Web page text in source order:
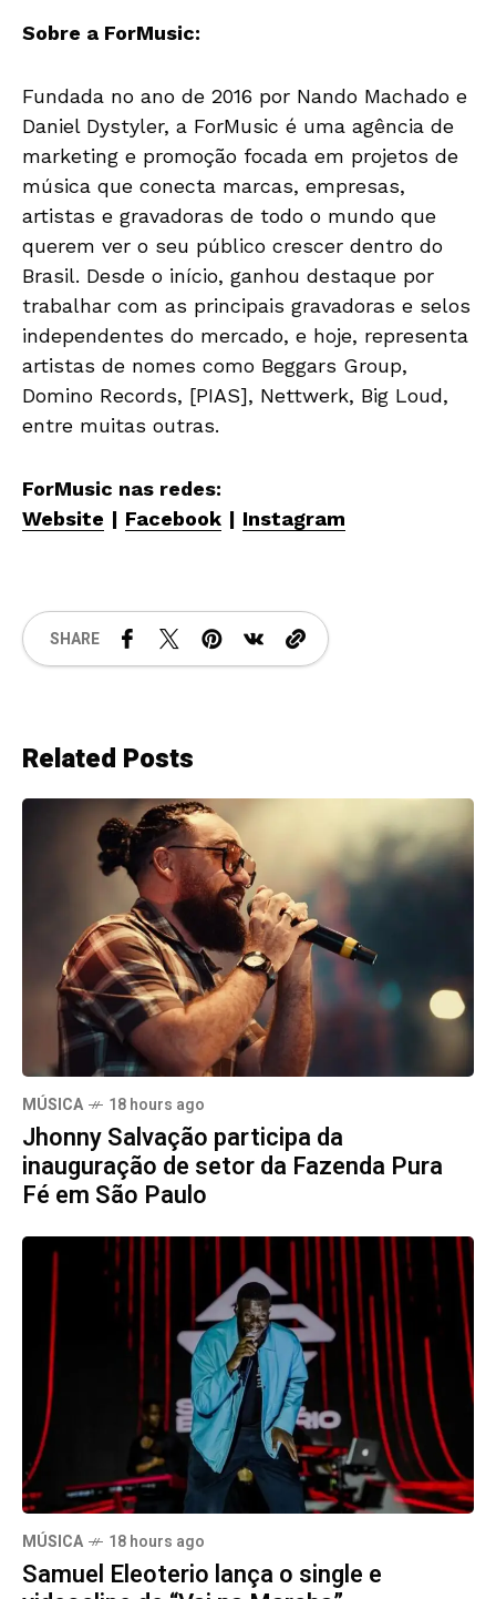
Sobre a ForMusic:
Fundada no ano de 2016 por Nando Machado e
Daniel Dystyler, a ForMusic é uma agência de
marketing e promoção focada em projetos de
música que conecta marcas, empresas,
artistas e gravadoras de todo o mundo que
querem ver o seu público crescer dentro do
Brasil. Desde o início, ganhou destaque por
trabalhar com as principais gravadoras e selos
independentes do mercado, e hoje, representa
artistas de nomes como Beggars Group,
Domino Records, [PIAS], Nettwerk, Big Loud,
entre muitas outras.
ForMusic nas redes:
Website | Facebook | Instagram
SHARE
Related Posts
MÚSICA 18 hours ago
Jhonny Salvação participa da
inauguração de setor da Fazenda Pura
Fé em São Paulo
MÚSICA 18 hours ago
Samuel Eleoterio lança o single e